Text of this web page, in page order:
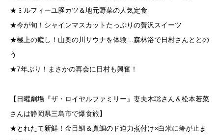
★ミルフィーユ豚カツ＆地元野菜の人気定食
★今が旬！シャインマスカットたっぷりの贅沢スイーツ
★極上の癒し！山奥の川サウナを体験…森林浴で日村さんととの
う
★7年ぶり！まさかの再会に日村も興奮！
【日曜劇場『ザ・ロイヤルファミリー』妻夫木聡さん＆松本若菜
さんは静岡県三島市で爆食旅】
★とれたて新鮮！金目鯛＆真鯛のド迫力煮付け×白米に箸が止ま